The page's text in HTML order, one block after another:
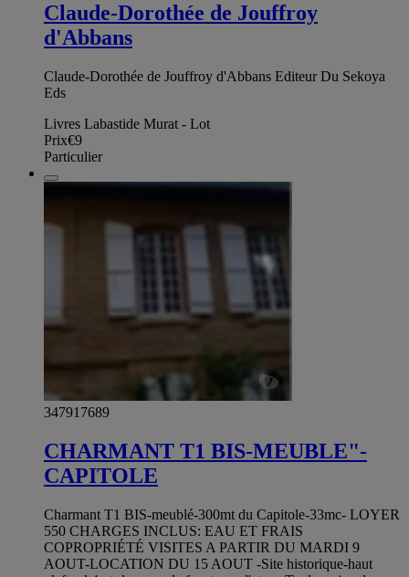
Claude-Dorothée de Jouffroy
d'Abbans
Claude-Dorothée de Jouffroy d'Abbans Editeur Du Sekoya
Eds
Livres Labastide Murat - Lot
Prix€9
Particulier
347917689
CHARMANT T1 BIS-MEUBLE"-
CAPITOLE
Charmant T1 BIS-meublé-300mt du Capitole-33mc- LOYER
550 CHARGES INCLUS: EAU ET FRAIS
COPROPRIÉTÉ VISITES A PARTIR DU MARDI 9
AOUT-LOCATION DU 15 AOUT -Site historique-haut